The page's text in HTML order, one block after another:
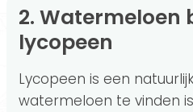
2. Watermeloen bevat veel
lycopeen
Lycopeen is een
watermeloen te vinden